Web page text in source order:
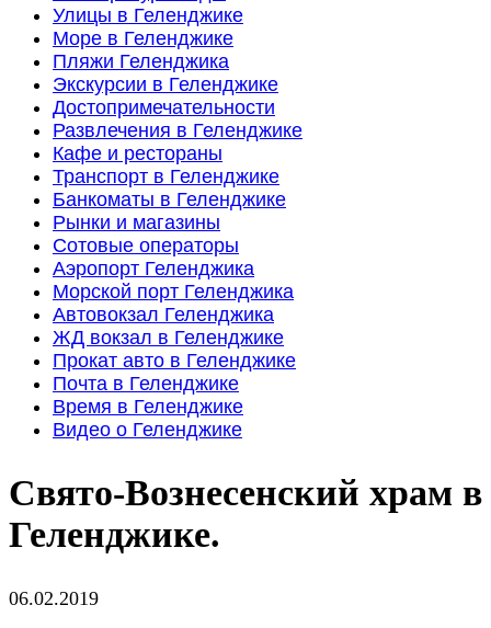
Улицы в Геленджике
Море в Геленджике
Пляжи Геленджика
Экскурсии в Геленджике
Достопримечательности
Развлечения в Геленджике
Кафе и рестораны
Транспорт в Геленджике
Банкоматы в Геленджике
Рынки и магазины
Сотовые операторы
Аэропорт Геленджика
Морской порт Геленджика
Автовокзал Геленджика
ЖД вокзал в Геленджике
Прокат авто в Геленджике
Почта в Геленджике
Время в Геленджике
Видео о Геленджике
Свято-Вознесенский храм в
Геленджике.
06.02.2019